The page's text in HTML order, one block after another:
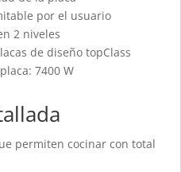
por el usuario
2 niveles
de diseño topClass
7400 W
permiten cocinar con total